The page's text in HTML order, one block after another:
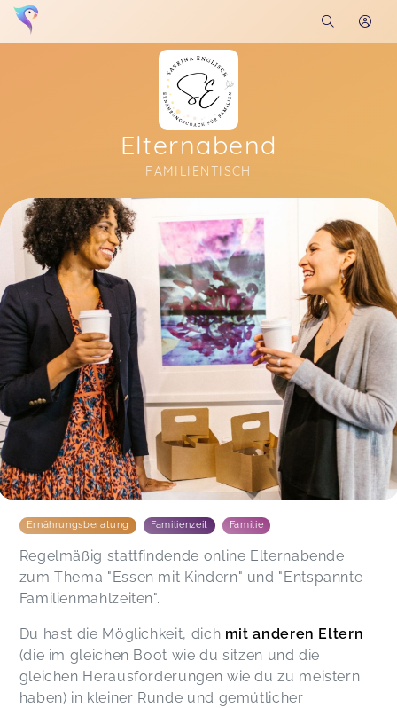
Elternabend
FAMILIENTISCH
Soon you will learn more about me here...
Ernährungsberatung Familienzeit Familie
Regelmäßig stattfindende online Elternabende
zum Thema "Essen mit Kindern" und "Entspannte
Familienmahlzeiten".
Du hast die Möglichkeit, dich mit anderen Eltern
(die im gleichen Boot wie du sitzen und die
gleichen Herausforderungen wie du zu meistern
haben) in kleiner Runde und gemütlicher